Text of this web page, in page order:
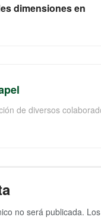
dimensiones en
de diversos
no será publicada.